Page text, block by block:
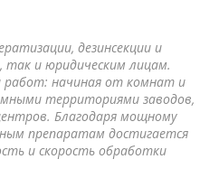
дезинсекции и
так и юридическим лицам.
начиная от комнат и
территориями заводов,
Благодаря мощному
препаратам достигается
и скорость обработки